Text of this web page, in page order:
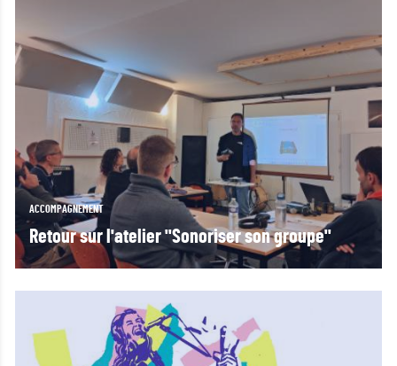
ACCOMPAGNEMENT
Retour sur l'atelier "Sonoriser son groupe"